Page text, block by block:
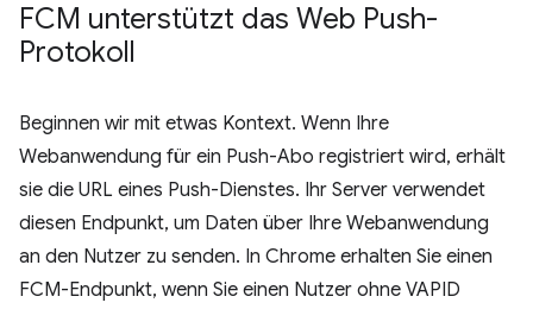
FCM unterstützt das Web Push-
Protokoll
Beginnen wir mit etwas Kontext. Wenn Ihre
Webanwendung für ein Push-Abo registriert wird, erhält
sie die URL eines Push-Dienstes. Ihr Server verwendet
diesen Endpunkt, um Daten über Ihre Webanwendung
an den Nutzer zu senden. In Chrome erhalten Sie einen
FCM-Endpunkt, wenn Sie einen Nutzer ohne VAPID